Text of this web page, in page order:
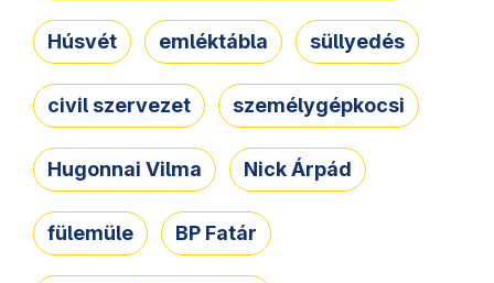
Húsvét emléktábla süllyedés
civil szervezet személygépkocsi
Hugonnai Vilma Nick Árpád
fülemüle BP Fatár